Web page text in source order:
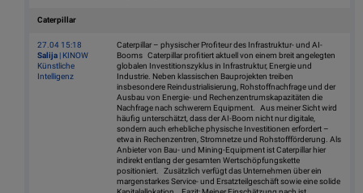
Caterpillar
27.04 15:18
Salija | KINOW
Künstliche
Intelligenz
Caterpillar – physischer Profiteur des Infrastruktur- und AI-
Booms Caterpillar profitiert aktuell von einem breit angelegten
globalen Investitionszyklus in Infrastruktur, Energie und
Industrie. Neben klassischen Bauprojekten treiben
insbesondere Reindustrialisierung, Rohstoffnachfrage und der
Ausbau von Energie- und Rechenzentrumskapazitäten die
Nachfrage nach schwerem Equipment. Aus meiner Sicht wird
häufig unterschätzt, dass der AI-Boom nicht nur digitale,
sondern auch erhebliche physische Investitionen erfordert –
etwa in Rechenzentren, Stromnetze und Rohstoffförderung. Als
Anbieter von Bau- und Mining-Equipment ist Caterpillar hier
indirekt entlang der gesamten Wertschöpfungskette
positioniert. Zusätzlich verfügt das Unternehmen über ein
margenstarkes Service- und Ersatzteilgeschäft sowie eine solide